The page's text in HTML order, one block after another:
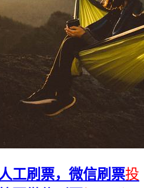
工刷票，微信刷票投